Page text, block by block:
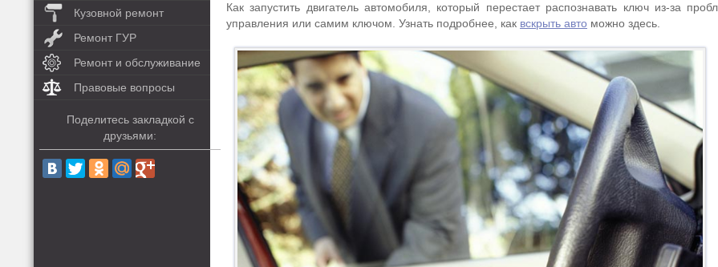
Кузовной ремонт
Ремонт ГУР
Ремонт и обслуживание
Правовые вопросы
Поделитесь закладкой с
друзьями:
Как запустить двигатель автомобиля, который перестает распознавать ключ из-за
управления или самим ключом. Узнать подробнее, как вскрыть авто можно здесь.